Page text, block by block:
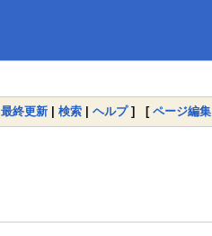
最終更新 | 検索 | ヘルプ] [ ページ編集